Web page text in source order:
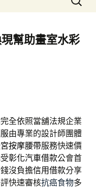
尋
鍵
字:
幫助畫室水彩
完全依照當舖法規企業
由專業的設計師團體
按摩腰帶服務快速價
彰化汽車借款公會首
沒負擔信用借款分享
快速審核抗癌食物多